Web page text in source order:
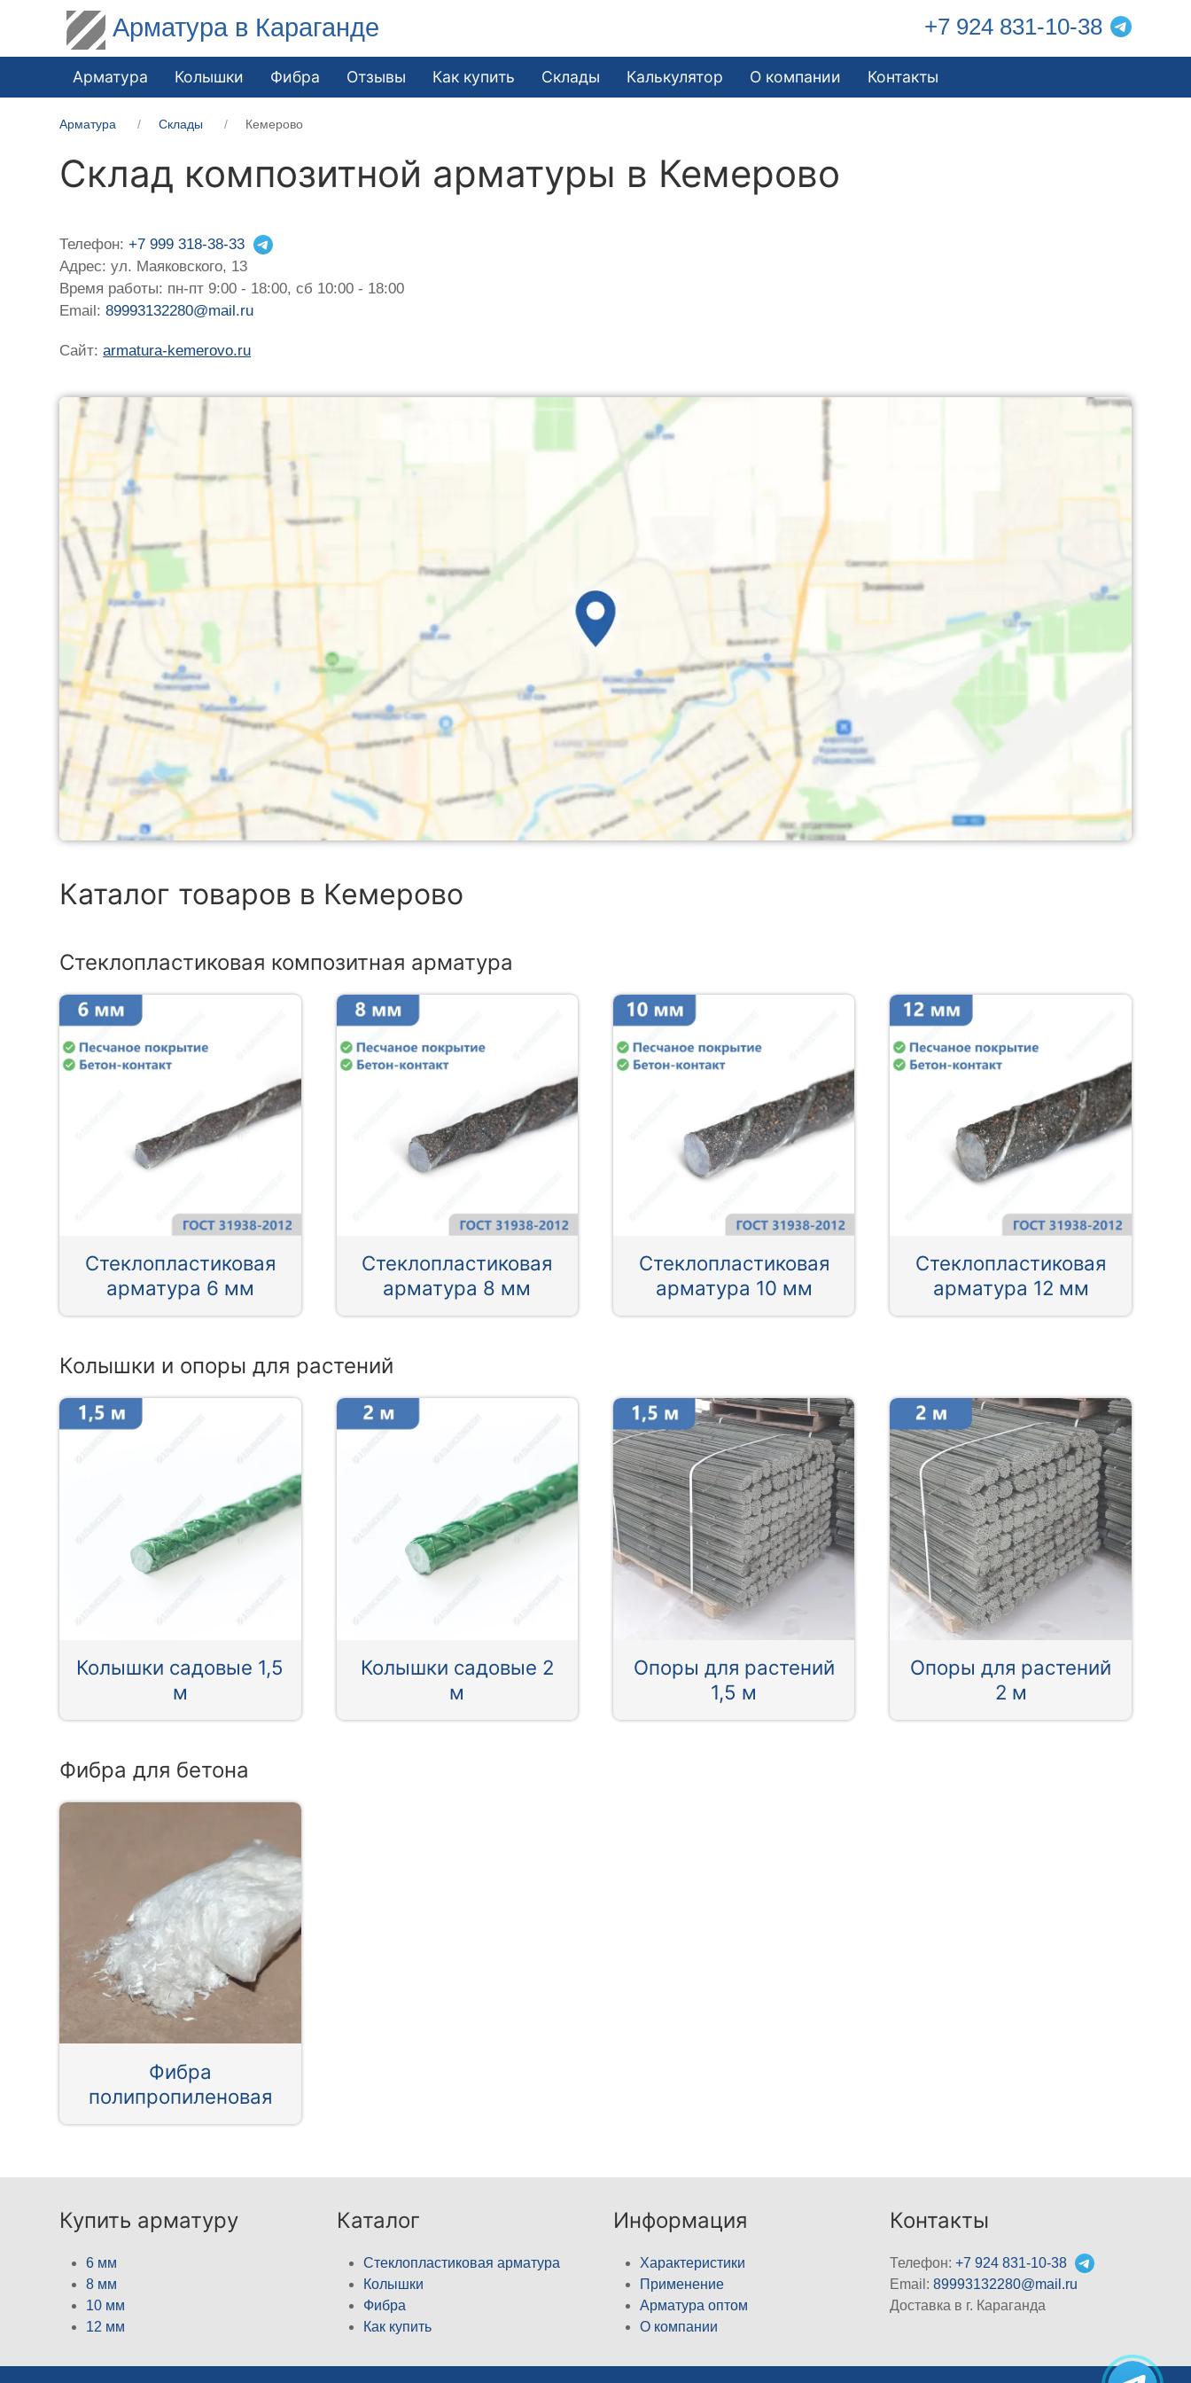
Арматура в Караганде +7 924 831-10-38
Арматура Колышки Фибра Отзывы Как купить Склады Калькулятор О компании Контакты
Арматура Склады Кемерово
Склад композитной арматуры в Кемерово
Телефон:+7 999 318-38-33
Адрес: ул. Маяковского, 13
Время работы: пн-пт 9:00 - 18:00, сб 10:00 - 18:00
Email:89993132280@mail.ru
Сайт:armatura-kemerovo.ru
Каталог товаров в Кемерово
Стеклопластиковая композитная арматура
Стеклопластиковая
арматура 6 мм
Стеклопластиковая
арматура 8 мм
Стеклопластиковая
арматура 10 мм
Стеклопластиковая
арматура 12 мм
Колышки и опоры для растений
Колышки садовые 1,5
м
Колышки садовые 2
м
Опоры для растений
1,5 м
Опоры для растений
2 м
Фибра для бетона
Фибра
полипропиленовая
Купить арматуру
6 мм
8 мм
10 мм
12 мм
Каталог
Стеклопластиковая арматура
Колышки
Фибра
Как купить
Информация
Характеристики
Применение
Арматура оптом
О компании
Контакты
Телефон:+7 924 831-10-38
Email:89993132280@mail.ru
Доставка в г. Караганда